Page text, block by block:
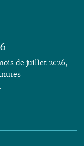
de juillet 2026,